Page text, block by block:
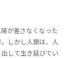
が差さなくなった
しかし人類は、人
して生き延びてい